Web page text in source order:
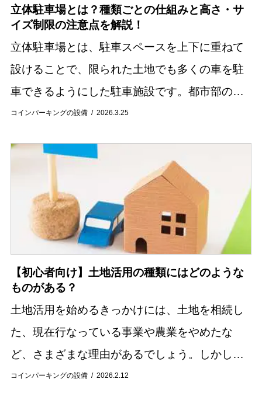
コインパーキングの設備 2026.3.25
立体駐車場とは？種類ごとの仕組みと高さ・サ
イズ制限の注意点を解説！
立体駐車場とは、駐車スペースを上下に重ねて
設けることで、限られた土地でも多くの車を駐
車できるようにした駐車施設です。都市部のマ
ンションや商業施設では一般的に見られる設備
人も多いの...
コインパーキングの設備 2026.2.12
【初心者向け】土地活用の種類にはどのような
ものがある？
土地活用を始めるきっかけには、土地を相続し
た、現在行なっている事業や農業をやめたな
ど、さまざまな理由があるでしょう。しかし、
どういった土地をどのように活用すればいいの